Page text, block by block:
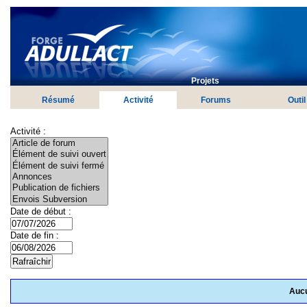
Projets
Résumé Activité Forums
Activité :
Date de début :
Date de fin :